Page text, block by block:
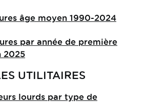
âge moyen 1990-2024
par année de première
2025
UTILITAIRES
lourds par type de